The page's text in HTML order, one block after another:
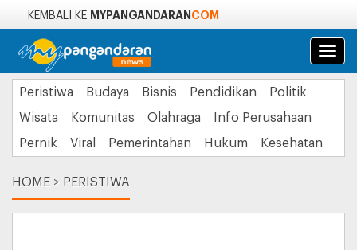
KEMBALI KE MYPANGANDARAN COM
Peristiwa Budaya Bisnis Pendidikan
Politik
Wisata
Komunitas Olahraga
Info Perusahaan
Pernik
Viral Pemerintahan Hukum Kesehatan
HOME > PERISTIWA